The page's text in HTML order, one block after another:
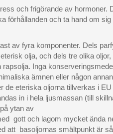
och frigörande av hormoner.
förhållanden och ta hand om
av fyra komponenter. Dels
olja, och dels tre olika
Inga
ämnen eller någon
de eteriska oljorna tillverkas i
in i hela ljusmassan (till
ytan av
gott och lagom mycket ända
att basoljornas smältpunkt är